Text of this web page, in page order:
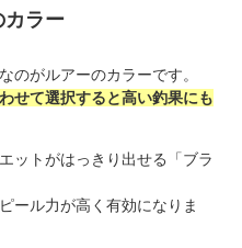
カラー
のがルアーのカラーです。
せて選択すると高い釣果にも
ットがはっきり出せる「ブラ
ール力が高く有効になりま